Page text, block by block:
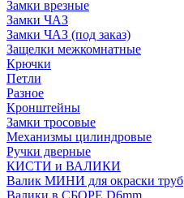
Замки врезные
Замки ЧАЗ
Замки ЧАЗ (под заказ)
Защелки межкомнатные
Крючки
Петли
Разное
Кронштейны
Замки тросовые
Механизмы цилиндровые
Ручки дверные
КИСТИ и ВАЛИКИ
Валик МИНИ для окраски труб
Валики в СБОРЕ D6mm